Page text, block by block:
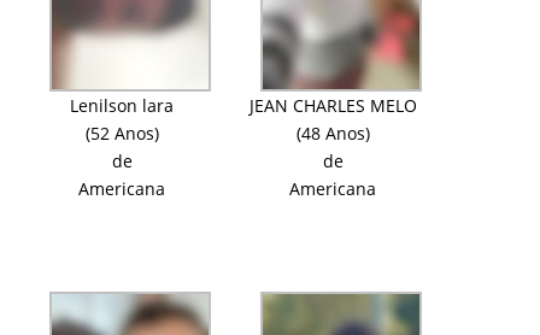
Lenilson lara
(52 Anos)
de
Americana
JEAN CHARLES MELO
(48 Anos)
de
Americana